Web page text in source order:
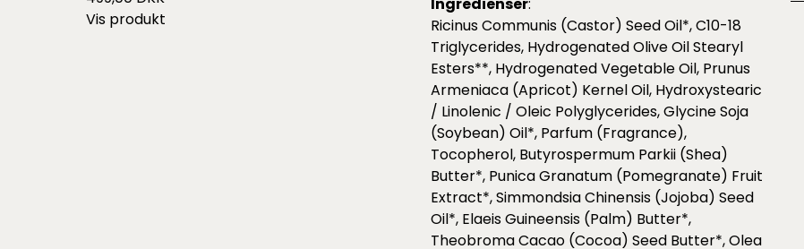
Vis produkt
Ingredienser:
Ricinus Communis (Castor) Seed Oil*, C10-18
Triglycerides, Hydrogenated Olive Oil Stearyl
Esters**, Hydrogenated Vegetable Oil, Prunus
Armeniaca (Apricot) Kernel Oil, Hydroxystearic
/ Linolenic / Oleic Polyglycerides, Glycine Soja
(Soybean) Oil*, Parfum (Fragrance),
Tocopherol, Butyrospermum Parkii (Shea)
Butter*, Punica Granatum (Pomegranate) Fruit
Extract*, Simmondsia Chinensis (Jojoba) Seed
Oil*, Elaeis Guineensis (Palm) Butter*,
Theobroma Cacao (Cocoa) Seed Butter*, Olea